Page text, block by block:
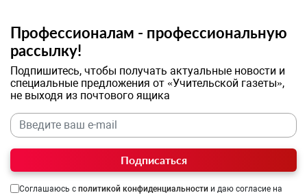
Профессионалам - профессиональную
рассылку!
Подпишитесь, чтобы получать актуальные новости и
специальные предложения от «Учительской газеты»,
не выходя из почтового ящика
Подписаться
Соглашаюсь с политикой конфиденциальности и даю согласие на